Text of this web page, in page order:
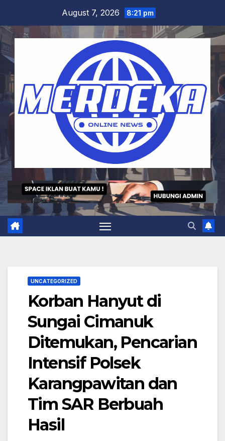
content
August 7, 2026 8:21 pm
UNCATEGORIZED
Korban Hanyut di
Sungai Cimanuk
Ditemukan, Pencarian
Intensif Polsek
Karangpawitan dan
Tim SAR Berbuah
Hasil